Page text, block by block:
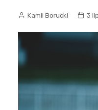
Kamil Borucki 3